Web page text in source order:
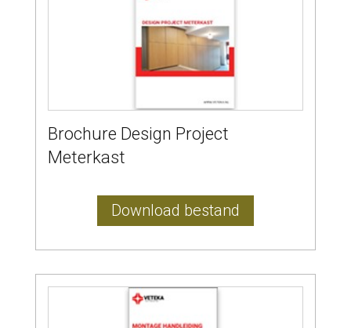
Brochure Design Project
Meterkast
Download bestand